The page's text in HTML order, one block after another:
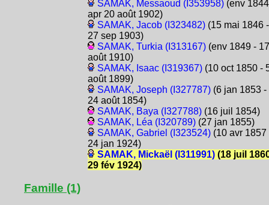
SAMAK, Messaoud (I353958)(env
apr 20 août 1902)
SAMAK, Jacob (I323482)(15 mai 1846 -
27 sep 1903)
SAMAK, Turkia (I313167)(env 1849 - 17
août 1910)
SAMAK, Isaac (I319367)(10 oct 1850 -
août 1899)
SAMAK, Joseph (I327787)(6 jan 1853 -
24 août 1854)
SAMAK, Baya (I327788)(16 juil 1854)
SAMAK, Léa (I320789)(27 jan 1855)
SAMAK, Gabriel (I323524)(10 avr 1857
24 jan 1924)
SAMAK, Mickaël (I311991)(18 juil
29 fév 1924)
Famille (1)